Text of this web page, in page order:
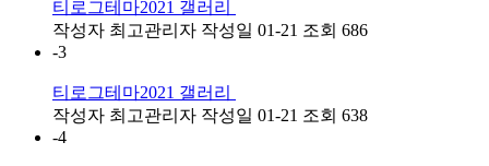
티로그테마2021 갤러리
작성자 최고관리자 작성일 01-21 조회 686
-3
티로그테마2021 갤러리
작성자 최고관리자 작성일 01-21 조회 638
-4